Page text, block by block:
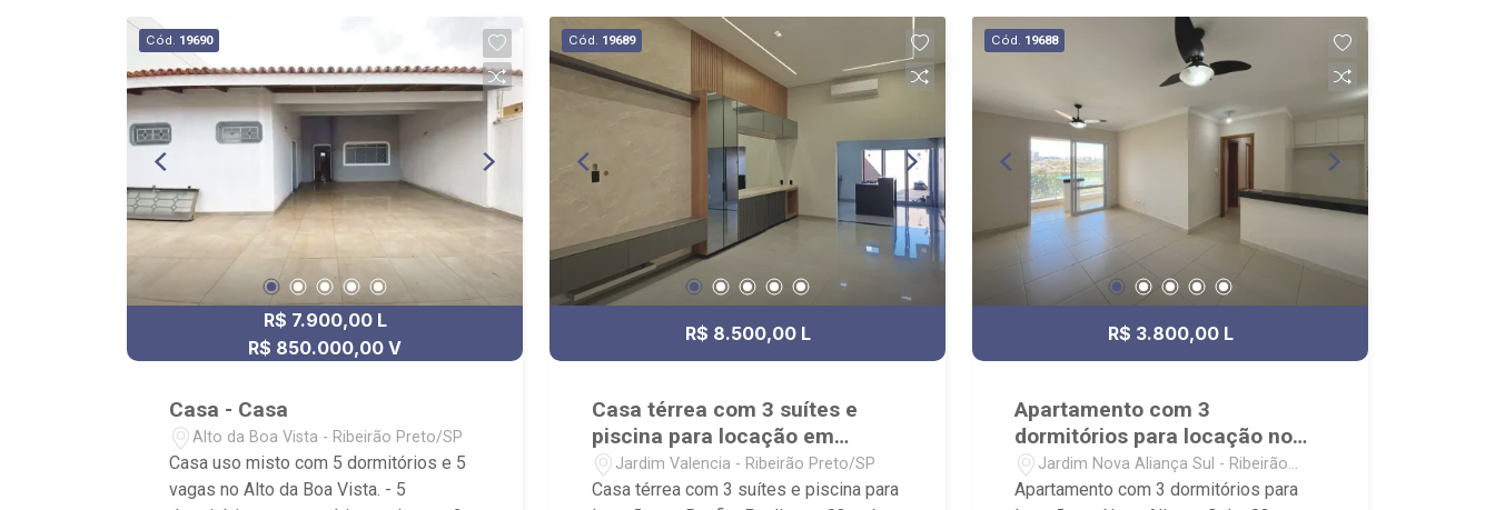
Edifício próximo à Av. Henry Nestle,
Maju Kids e Mega Lanches.
Zona Leste, Centro e Bonfim Paulista; -
para Venda, Compra e Locação,
imobiliária é Ribeirão Imóveis - sede na
Av. Professor João Fiusa;
festa, pet wash, academia, piscina,
churrasqueira, lavanderia e salão de
jogos; - Próximo ao Hospital São
Francisco e faculdade UNAERP.
Cód. 19690
R$ 7.900,00 L
R$ 850.000,00 V
Casa - Casa
Alto da Boa Vista - Ribeirão Preto/SP
Casa uso misto com 5 dormitórios e 5
vagas no Alto da Boa Vista. - 5
Cód. 19689
R$ 8.500,00 L
Casa térrea com 3 suítes e
piscina para locação em
Bonfim Paulista
Jardim Valencia - Ribeirão Preto/SP
Casa térrea com 3 suítes e piscina para
Cód. 19688
R$ 3.800,00 L
Apartamento com 3
dormitórios para locação no
Nova Aliança Sul
Jardim Nova Aliança Sul - Ribeirão
Preto/SP
Apartamento com 3 dormitórios para